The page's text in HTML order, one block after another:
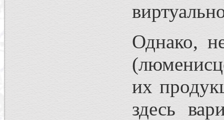
Однако,
их
здесь